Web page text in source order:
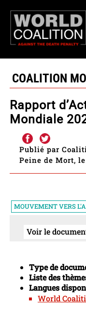
COALITION
Rapport
Mondiale
Publié par
Peine de Mort,
MOUVEMENT VERS
Voir le
Type de
Liste des
Langues
World